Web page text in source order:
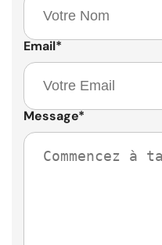
Email*
Message*